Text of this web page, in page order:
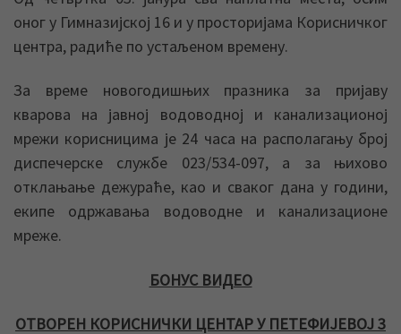
оног у Гимназијској 16 и у просторијама Корисничког
центра, радиће по устаљеном времену.
За време новогодишњих празника за пријаву
кварова на јавној водоводној и канализационој
мрежи корисницима је 24 часа на располагању број
диспечерске службе 023/534-097, а за њихово
отклањање дежураће, као и сваког дана у години,
екипе одржавања водоводне и канализационе
мреже.
БОНУС ВИДЕО
ОТВОРЕН КОРИСНИЧКИ ЦЕНТАР У ПЕТЕФИЈЕВОЈ 3